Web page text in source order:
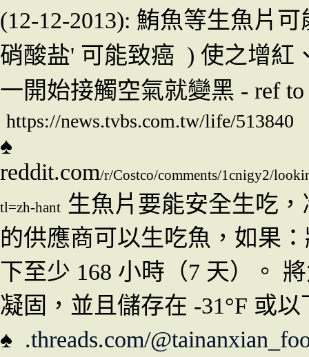
(12-12-2013): 鮪魚等生魚片可
硝酸盐' 可能致癌 ) 使之增紅
一開始接觸空氣就變黑 - ref to
https://news.tvbs.com.tw/life/513840
♠
reddit.com/r/Costco/comments/1cnigy2/
tl=zh-hant 生魚片要能安全生吃
的供應商可以生吃魚，如果
下至少 168 小時（7 天）。
凝固，並且儲存在 -31°F 或
♠ .threads.com/